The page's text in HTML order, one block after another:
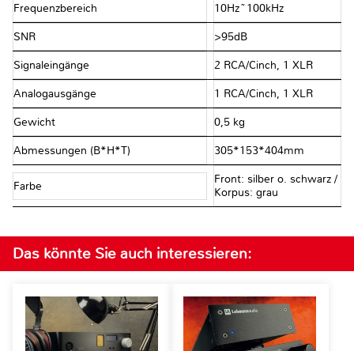
Frequenzbereich 10Hz~100kHz
SNR >95dB
Signaleingänge 2 RCA/Cinch, 1 XLR
Analogausgänge 1 RCA/Cinch, 1 XLR
Gewicht 0,5 kg
Abmessungen (B*H*T) 305*153*404mm
Farbe
Front: silber o. schwarz /
Korpus: grau
Das könnte Sie auch interessieren: